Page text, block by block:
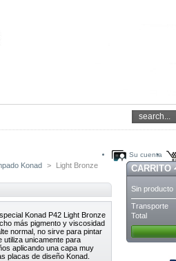
Su cuenta
Konad >
Light Bronze
Konad P42 Light Bronze
más pigmento y viscosidad
normal, no sirve para pintar
utiliza unicamente para
aplicando una capa muy
placas de diseño Konad.
CARRITO
Sin producto
Transporte
Total